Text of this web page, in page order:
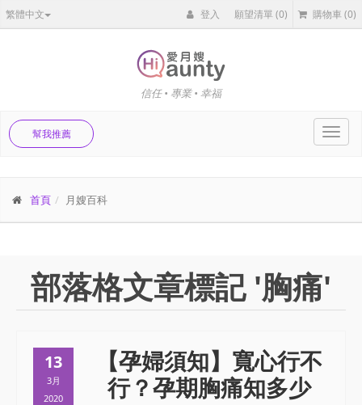
繁體中文 登入 願望清單(0) 購物車 (0)
信任 • 專業 • 幸福
幫我推薦
首頁 月嫂百科
部落格文章標記 '胸痛'
13
3月
2020
【孕婦須知】寬心行不
行？孕期胸痛知多少